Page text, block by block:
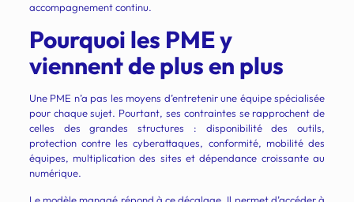
accompagnement continu.
Pourquoi les PME y
viennent de plus en plus
Une PME n’a pas les moyens d’entretenir une équipe spécialisée
pour chaque sujet. Pourtant, ses contraintes se rapprochent de
celles des grandes structures : disponibilité des outils,
protection contre les cyberattaques, conformité, mobilité des
équipes, multiplication des sites et dépendance croissante au
numérique.